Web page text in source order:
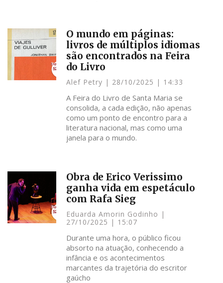
O mundo em páginas:
livros de múltiplos idiomas
são encontrados na Feira
do Livro
Alef Petry 28/10/2025 14:33
A Feira do Livro de Santa Maria se
consolida, a cada edição, não apenas
como um ponto de encontro para a
literatura nacional, mas como uma
janela para o mundo.
Obra de Erico Verissimo
ganha vida em espetáculo
com Rafa Sieg
Eduarda Amorin Godinho
27/10/2025
15:07
Durante uma hora, o público ficou
absorto na atuação, conhecendo a
infância e os acontecimentos
marcantes da trajetória do escritor
gaúcho